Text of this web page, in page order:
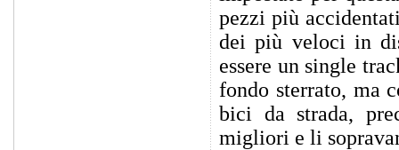
pezzi più
dei più veloci in
essere un single
fondo sterrato, ma
bici da strada,
migliori e li